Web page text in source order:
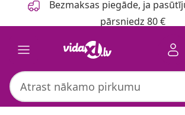
Bezmaksas piegāde, ja
pārsniedz 80 €